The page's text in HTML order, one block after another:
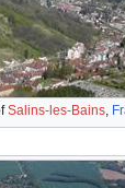
Salins-les-Bains,